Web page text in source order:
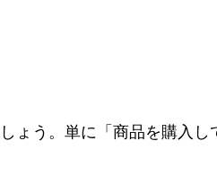
う。単に「商品を購入し